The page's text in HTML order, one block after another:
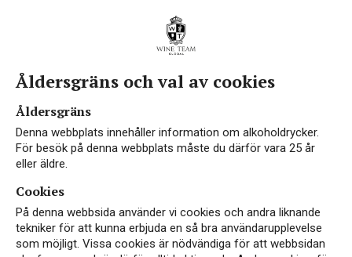
Åldersgräns och val av cookies
Åldersgräns
Denna webbplats innehåller information om alkoholdrycker.
För besök på denna webbplats måste du därför vara 25 år
eller äldre.
Cookies
På denna webbsida använder vi cookies och andra liknande
tekniker för att kunna erbjuda en så bra användarupplevelse
som möjligt. Vissa cookies är nödvändiga för att webbsidan